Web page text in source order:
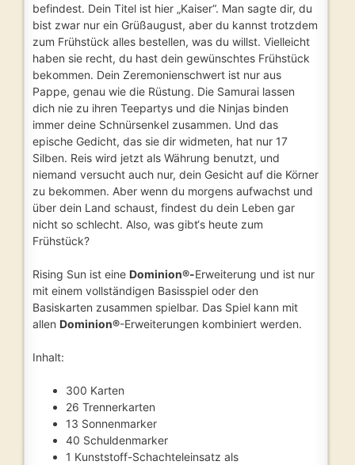
befindest. Dein Titel ist hier „Kaiser“. Man sagte dir, du
bist zwar nur ein Grüßaugust, aber du kannst trotzdem
zum Frühstück alles bestellen, was du willst. Vielleicht
haben sie recht, du hast dein gewünschtes Frühstück
bekommen. Dein Zeremonienschwert ist nur aus
Pappe, genau wie die Rüstung. Die Samurai lassen
dich nie zu ihren Teepartys und die Ninjas binden
immer deine Schnürsenkel zusammen. Und das
epische Gedicht, das sie dir widmeten, hat nur 17
Silben. Reis wird jetzt als Währung benutzt, und
niemand versucht auch nur, dein Gesicht auf die Körner
zu bekommen. Aber wenn du morgens aufwachst und
über dein Land schaust, findest du dein Leben gar
nicht so schlecht. Also, was gibt‘s heute zum
Frühstück?
Rising Sun ist eine Dominion®-Erweiterung und ist nur
mit einem vollständigen Basisspiel oder den
Basiskarten zusammen spielbar. Das Spiel kann mit
allen Dominion®-Erweiterungen kombiniert werden.
Inhalt:
300 Karten
26 Trennerkarten
13 Sonnenmarker
40 Schuldenmarker
1 Kunststoff-Schachteleinsatz als